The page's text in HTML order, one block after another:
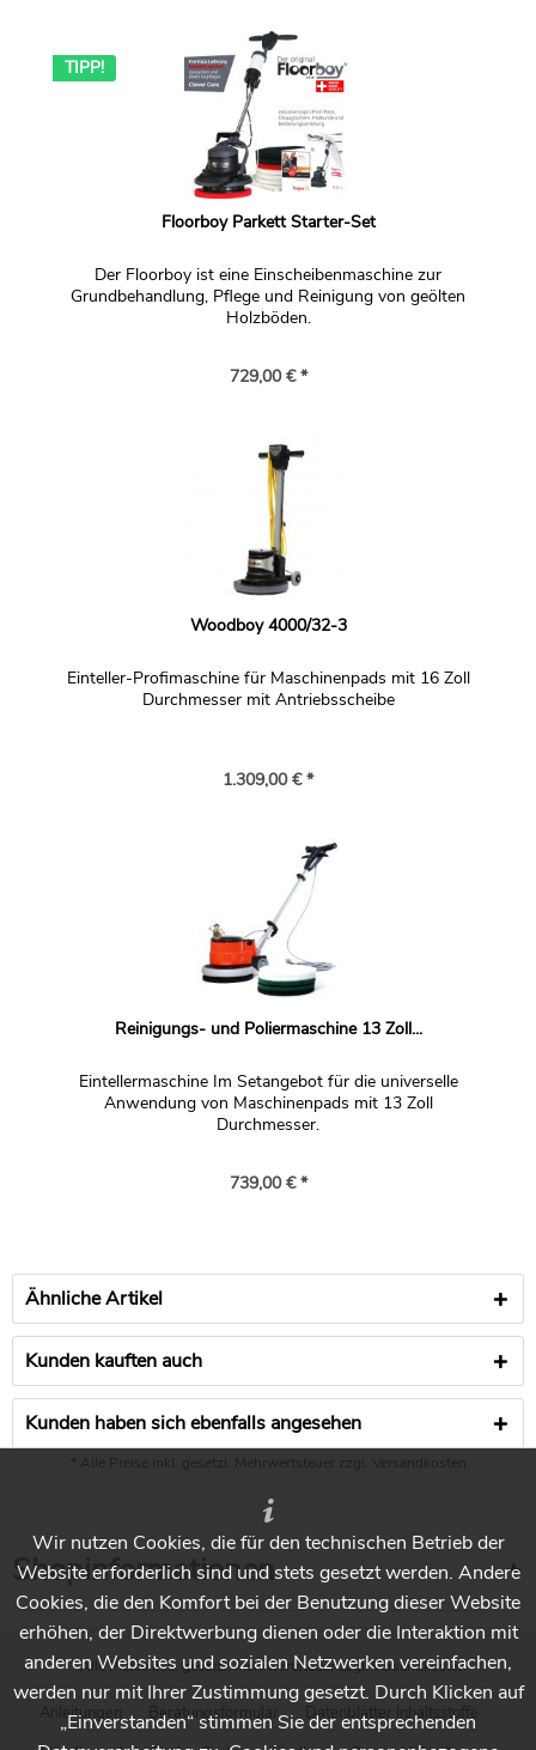
TIPP!
Floorboy Parkett Starter-Set
Der Floorboy ist eine Einscheibenmaschine zur
Grundbehandlung, Pflege und Reinigung von geölten
Holzböden.
729,00 € *
Woodboy 4000/32-3
Einteller-Profimaschine für Maschinenpads mit 16 Zoll
Durchmesser mit Antriebsscheibe
1.309,00 € *
Reinigungs- und Poliermaschine 13 Zoll...
Eintellermaschine Im Setangebot für die universelle
Anwendung von Maschinenpads mit 13 Zoll
Durchmesser.
739,00 € *
Ähnliche Artikel
Kunden kauften auch
Kunden haben sich ebenfalls angesehen
* Alle Preise inkl. gesetzl. Mehrwertsteuer zzgl. Versandkosten
Shopinformationen
* Alle Preise inkl. gesetzl. Mehrwertsteuer zzgl.Versandkosten
Anleitungen Beratungsformular
Datenblätter Inhaltsstoffe
Wir nutzen Cookies, die für den technischen Betrieb der
Website erforderlich sind und stets gesetzt werden. Andere
Cookies, die den Komfort bei der Benutzung dieser Website
erhöhen, der Direktwerbung dienen oder die Interaktion mit
anderen Websites und sozialen Netzwerken vereinfachen,
werden nur mit Ihrer Zustimmung gesetzt. Durch Klicken auf
„Einverstanden“ stimmen Sie der entsprechenden